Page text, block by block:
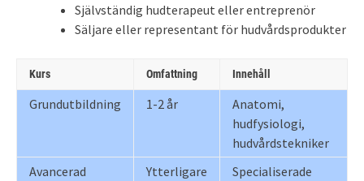
Självständig hudterapeut eller entreprenör
Säljare eller representant för hudvårdsprodukter
Kurs Omfattning Innehåll
Grundutbildning 1-2 år
Anatomi,
hudfysiologi,
hudvårdstekniker
Avancerad
Ytterligare
Specialiserade